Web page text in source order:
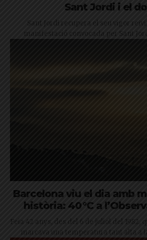
Sant Jordi i el
Sant Jordi recupera el seu vigor
manifestació convocada per Sant
Barcelona viu el dia amb
història: 40 °C a
Feia 42 anys, des del 6 de juliol del 1982,
marcava una temperatura tant alta a